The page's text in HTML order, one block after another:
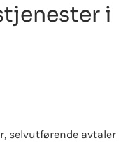
i
selvutførende avtaler